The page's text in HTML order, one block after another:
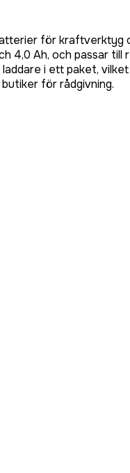
för
4,0 Ah, och passar
i ett paket,
för rådgivning.